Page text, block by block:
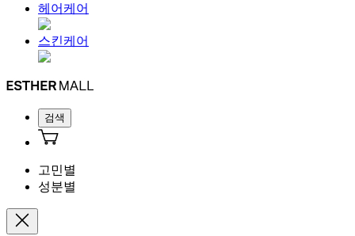
헤어케어
스킨케어
검색
고민별
성분별